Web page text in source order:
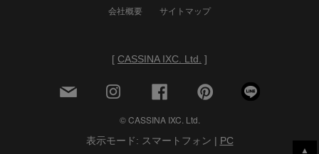
▲
会社概要
サイトマップ
[ CASSINA IXC. Ltd. ]
© CASSINA IXC. Ltd.
表示モード: スマートフォン | PC